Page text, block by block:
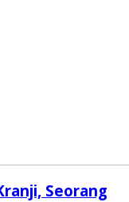
Seorang